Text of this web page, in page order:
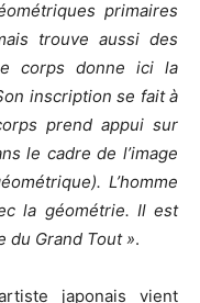
primaires
trouve aussi des
corps donne ici la
inscription se fait à
prend appui sur
le cadre de l’image
L’homme
la géométrie. Il est
du Grand Tout ».
japonais vient